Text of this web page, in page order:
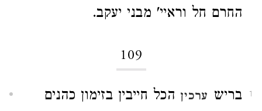
החרם חל וראיי' מבני יעקב.
109
1 בריש ערכין הכל חייבין בזימון כהנים